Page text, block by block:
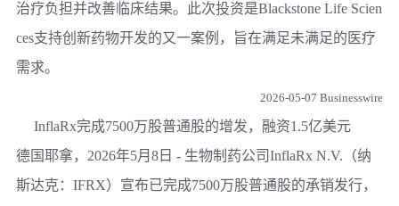
治疗负担并改善临床结果。此次投资是Blackstone Life Scien
ces支持创新药物开发的又一案例，旨在满足未满足的医疗
需求。
2026-05-07 Businesswire
InflaRx完成7500万股普通股的增发，融资1.5亿美元
德国耶拿，2026年5月8日 - 生物制药公司InflaRx N.V.（纳
斯达克：IFRX）宣布已完成7500万股普通股的承销发行，